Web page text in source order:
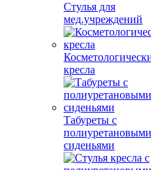
Стулья для
мед.учреждений
кресла
Табуреты с
полиуретановыми
сиденьями